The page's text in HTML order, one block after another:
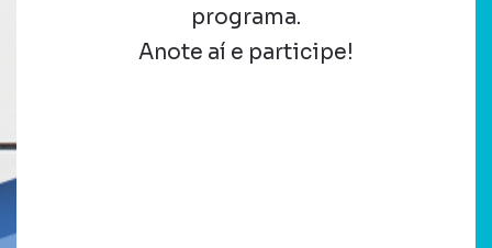
programa.
Anote aí e participe!